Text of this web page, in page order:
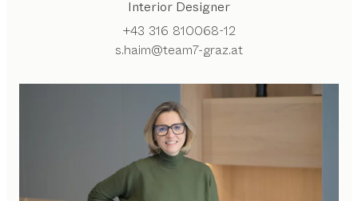
Interior Designer
+43 316 810068-12
s.haim@team7-graz.at